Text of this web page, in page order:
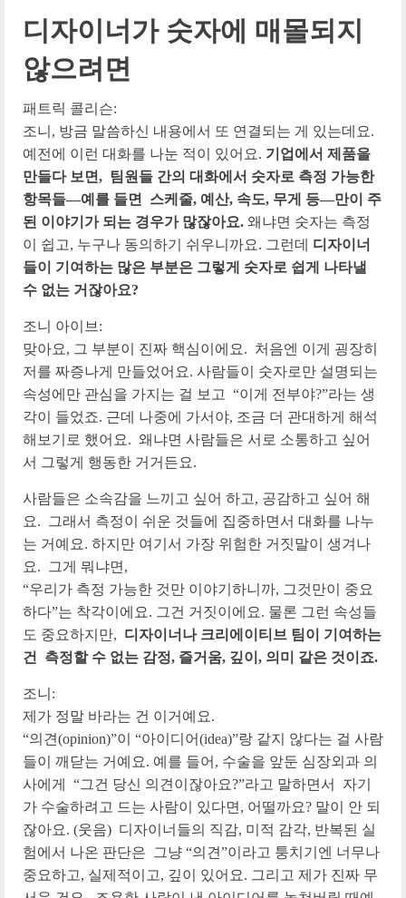
디자이너가 숫자에 매몰되지
않으려면
패트릭 콜리슨:
조니, 방금 말씀하신 내용에서 또 연결되는 게 있는데요.
예전에 이런 대화를 나눈 적이 있어요. 기업에서 제품을
만들다 보면, 팀원들 간의 대화에서 숫자로 측정 가능한
항목들—예를 들면 스케줄, 예산, 속도, 무게 등—만이 주
된 이야기가 되는 경우가 많잖아요. 왜냐면 숫자는 측정
이 쉽고, 누구나 동의하기 쉬우니까요. 그런데 디자이너
들이 기여하는 많은 부분은 그렇게 숫자로 쉽게 나타낼
수 없는 거잖아요?
조니 아이브:
맞아요, 그 부분이 진짜 핵심이에요. 처음엔 이게 굉장히
저를 짜증나게 만들었어요. 사람들이 숫자로만 설명되는
속성에만 관심을 가지는 걸 보고 “이게 전부야?”라는 생
각이 들었죠. 근데 나중에 가서야, 조금 더 관대하게 해석
해보기로 했어요. 왜냐면 사람들은 서로 소통하고 싶어
서 그렇게 행동한 거거든요.
사람들은 소속감을 느끼고 싶어 하고, 공감하고 싶어 해
요. 그래서 측정이 쉬운 것들에 집중하면서 대화를 나누
는 거예요. 하지만 여기서 가장 위험한 거짓말이 생겨나
요. 그게 뭐냐면,
“우리가 측정 가능한 것만 이야기하니까, 그것만이 중요
하다”는 착각이에요. 그건 거짓이에요. 물론 그런 속성들
도 중요하지만, 디자이너나 크리에이티브 팀이 기여하는
건 측정할 수 없는 감정, 즐거움, 깊이, 의미 같은 것이죠.
조니:
제가 정말 바라는 건 이거예요.
“의견(opinion)”이 “아이디어(idea)”랑 같지 않다는 걸 사람
들이 깨닫는 거예요. 예를 들어, 수술을 앞둔 심장외과 의
사에게 “그건 당신 의견이잖아요?”라고 말하면서 자기
가 수술하려고 드는 사람이 있다면, 어떨까요? 말이 안 되
잖아요. (웃음) 디자이너들의 직감, 미적 감각, 반복된 실
험에서 나온 판단은 그냥 “의견”이라고 퉁치기엔 너무나
중요하고, 실제적이고, 깊이 있어요. 그리고 제가 진짜 무